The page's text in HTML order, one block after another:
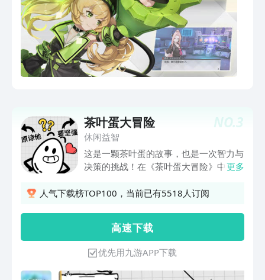
NO.3
茶叶蛋大冒险
休闲益智
这是一颗茶叶蛋的故事，也是一次智力与
决策的挑战！在《茶叶蛋大冒险》中，你
门，看似简单却暗藏玄机。解题的关键也
笑有趣的画风将带你进入一个全新的烧脑
世界！烧脑分析，解密通关，你的智商有
多高，快来《茶叶蛋大冒险》一看究竟
吧！
更多
人气下载榜TOP100，当前已有5518人订阅
高 速 下 载
优先用九游APP下载